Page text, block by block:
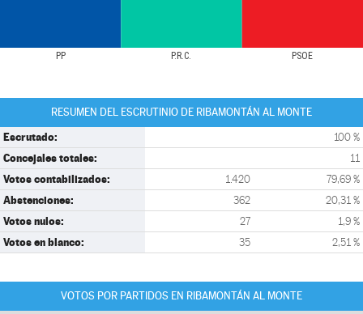
PP P.R.C. PSOE
RESUMEN DEL ESCRUTINIO DE RIBAMONTÁN AL MONTE
Escrutado: 100 %
Concejales totales: 11
Votos contabilizados: 1.420 79,69 %
Abstenciones: 362 20,31 %
Votos nulos: 27 1,9 %
Votos en blanco: 35 2,51 %
VOTOS POR PARTIDOS EN RIBAMONTÁN AL MONTE